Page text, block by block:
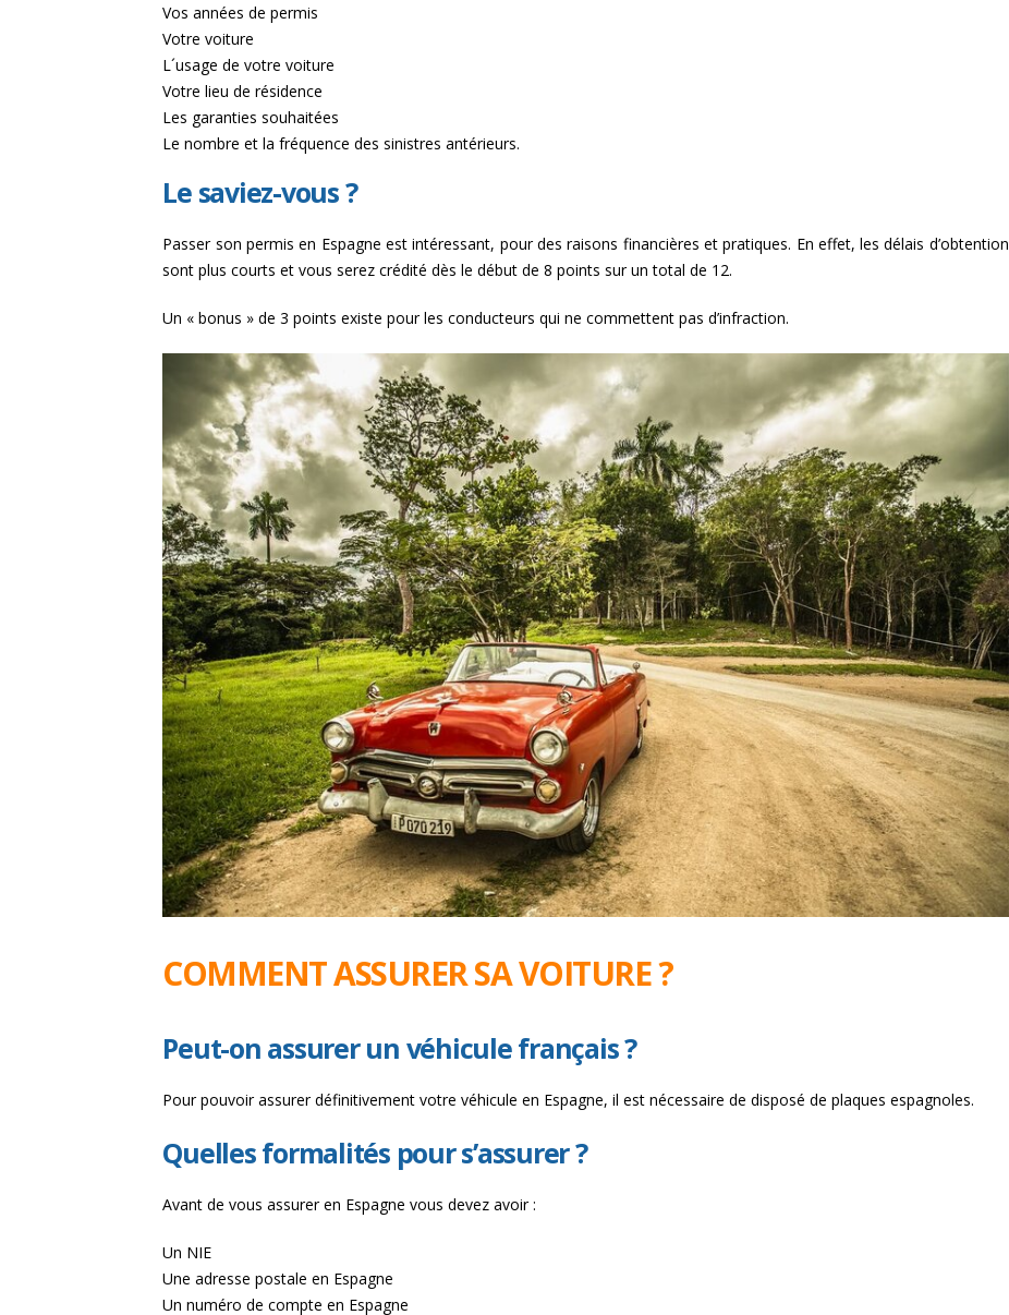
Vos années de permis
Votre voiture
L´usage de votre voiture
Votre lieu de résidence
Les garanties souhaitées
Le nombre et la fréquence des sinistres antérieurs.
Le saviez-vous ?
Passer son permis en Espagne est intéressant, pour des raisons financières et pratiques. En effet, les délais d’obtention
sont plus courts et vous serez crédité dès le début de 8 points sur un total de 12.
Un « bonus » de 3 points existe pour les conducteurs qui ne commettent pas d’infraction.
COMMENT ASSURER SA VOITURE ?
Peut-on assurer un véhicule français ?
Pour pouvoir assurer définitivement votre véhicule en Espagne, il est nécessaire de disposé de plaques espagnoles.
Quelles formalités pour s’assurer ?
Avant de vous assurer en Espagne vous devez avoir :
Un NIE
Une adresse postale en Espagne
Un numéro de compte en Espagne